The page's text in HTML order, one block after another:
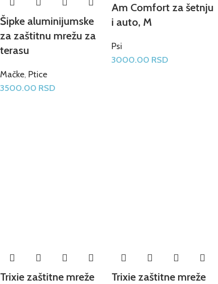
Šipke aluminijumske
za zaštitnu mrežu za
terasu
Mačke, Ptice
3500.00 RSD
Am Comfort za šetnju
i auto, M
Psi
3000.00 RSD
Trixie zaštitne mreže
Trixie zaštitne mreže